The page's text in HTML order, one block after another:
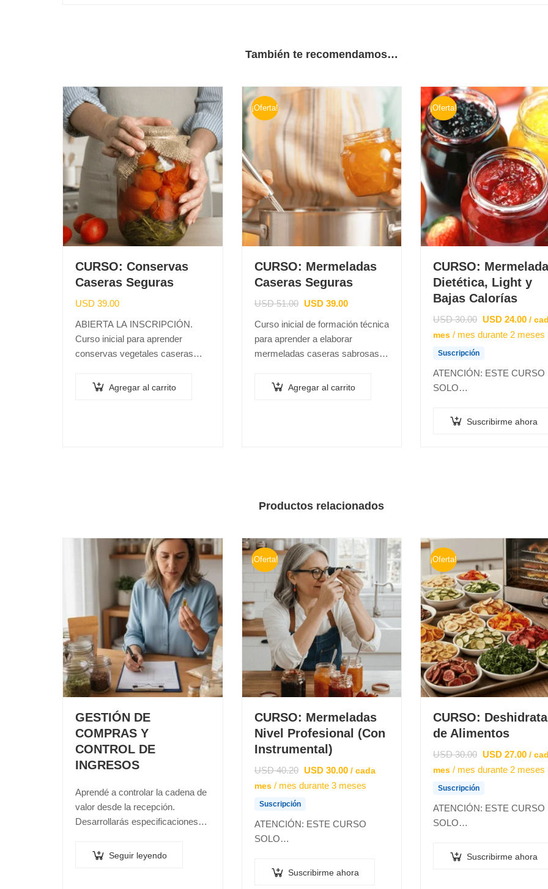
También te recomendamos…
CURSO: Conservas
Caseras Seguras
USD 39.00
ABIERTA LA INSCRIPCIÓN.
Curso inicial para aprender
conservas vegetales caseras
buenos resultados. No requiere
Agregar al carrito
¡Oferta!
CURSO: Mermeladas
Caseras Seguras
USD51.00 USD39.00
Curso inicial de formación técnica
para aprender a elaborar
mermeladas caseras sabrosas y
productivo, desde la selección de
Agregar al carrito
¡Oferta!
CURSO:
Dietética, Light y
Bajas Calorías
USD30.00 USD 24.00 /
mes / mes durante 2 meses
Suscripción
ATENCIÓN: ESTE CURSO
SOLO…
Suscribirme ahora
Productos relacionados
GESTIÓN DE
COMPRAS Y
CONTROL DE
INGRESOS
Aprendé a controlar la cadena de
valor desde la recepción.
Desarrollarás especificaciones
de proveedores, protocolos de
Seguir leyendo
¡Oferta!
CURSO: Mermeladas
Nivel Profesional (Con
Instrumental)
USD40.20 USD30.00 / cada
mes / mes durante 3 meses
Suscripción
ATENCIÓN: ESTE CURSO
SOLO…
Suscribirme ahora
¡Oferta!
CURSO:
de Alimentos
USD30.00 USD 27.00 /
mes / mes durante 2 meses
Suscripción
ATENCIÓN: ESTE CURSO
SOLO…
Suscribirme ahora